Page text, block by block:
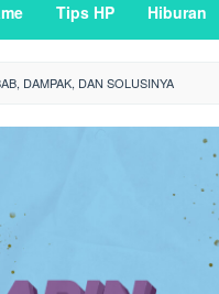
Tips HP Hiburan
DAMPAK, DAN SOLUSINYA